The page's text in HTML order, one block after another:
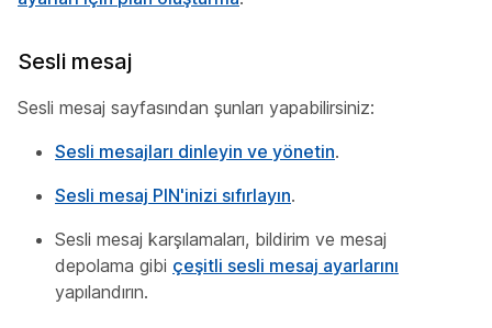
Sesli mesaj
Sesli mesaj sayfasından şunları yapabilirsiniz:
Sesli mesajları dinleyin ve yönetin.
Sesli mesaj PIN'inizi sıfırlayın.
Sesli mesaj karşılamaları, bildirim ve mesaj
depolama gibi çeşitli sesli mesaj ayarlarını
yapılandırın.